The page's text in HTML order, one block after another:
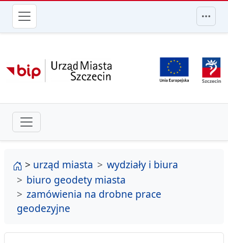
przejdź do głównego menu
strona główna
> urząd miasta
wydziały i biura
biuro geodety miasta
zamówienia na drobne prace
geodezyjne